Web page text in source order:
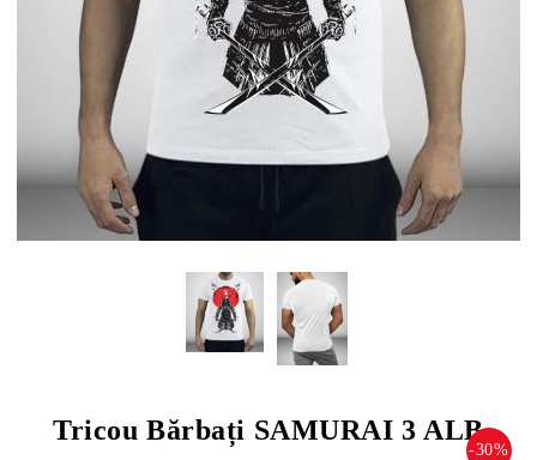
Tricou Bărbați SAMURAI 3 ALB
-30%